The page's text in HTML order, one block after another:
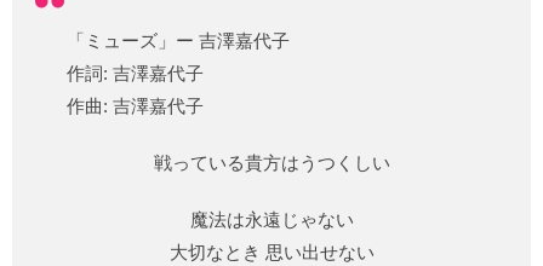
「ミューズ」ー 吉澤嘉代子
作詞: 吉澤嘉代子
作曲: 吉澤嘉代子
戦っている貴方はうつくしい
魔法は永遠じゃない
大切なとき 思い出せない